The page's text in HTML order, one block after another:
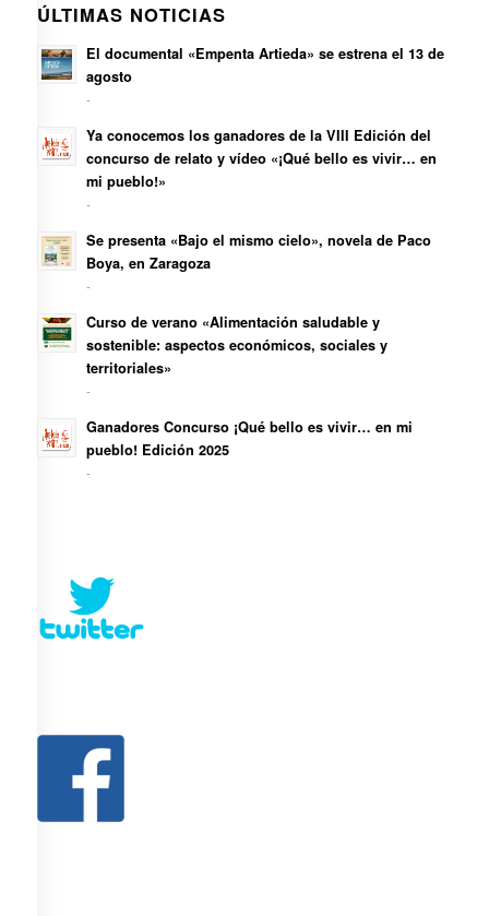
ÚLTIMAS NOTICIAS
El documental «Empenta Artieda» se estrena el 13 de
agosto
-
Ya conocemos los ganadores de la VIII Edición del
concurso de relato y vídeo «¡Qué bello es vivir… en
mi pueblo!»
-
Se presenta «Bajo el mismo cielo», novela de Paco
Boya, en Zaragoza
-
Curso de verano «Alimentación saludable y
sostenible: aspectos económicos, sociales y
territoriales»
-
Ganadores Concurso ¡Qué bello es vivir… en mi
pueblo! Edición 2025
-